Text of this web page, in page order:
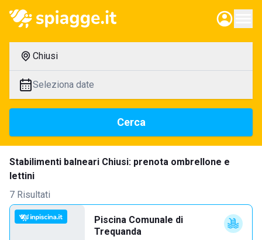
Chiusi
Seleziona date
Cerca
Stabilimenti balneari Chiusi: prenota ombrellone e
lettini
7 Risultati
Piscina Comunale di
Trequanda